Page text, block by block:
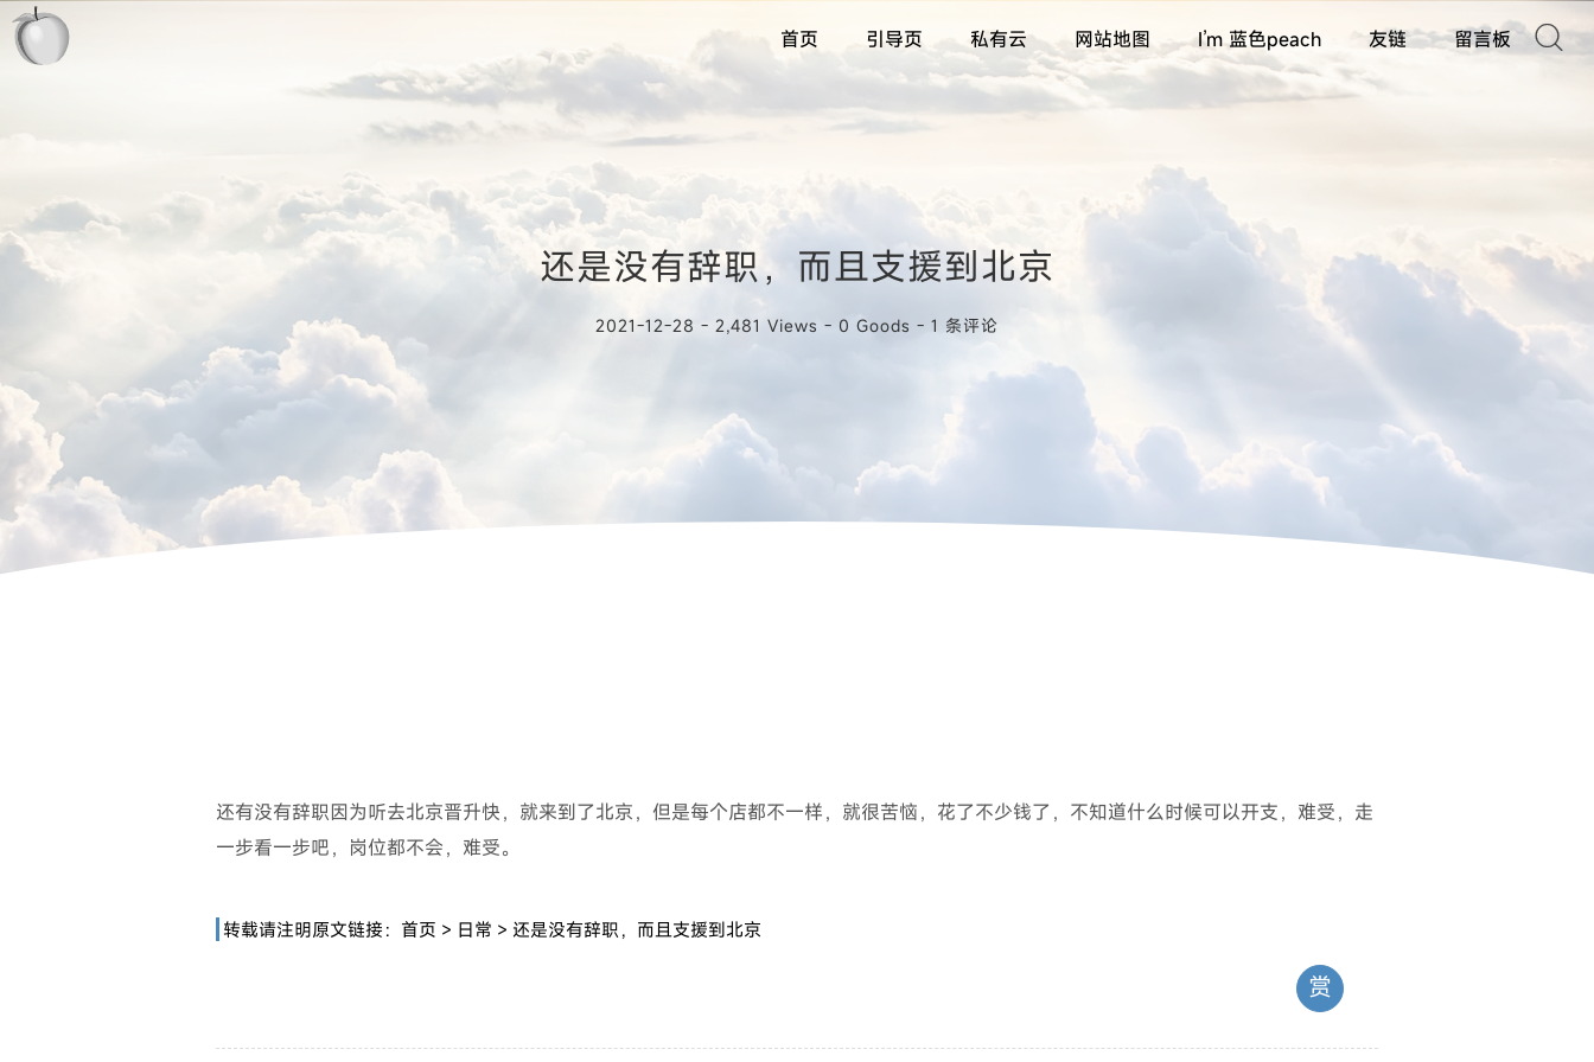

首页 引导页 私有云 网站地图 I’m 蓝色peach 友链 留言板
还是没有辞职，而且支援到北京
2021-12-28 - 2,481 Views - 0 Goods - 1 条评论
还有没有辞职因为听去北京晋升快，就来到了北京，但是每个店都不一样，就很苦恼，花了不少钱了，不知道什么时候可以开支，难受，走
一步看一步吧，岗位都不会，难受。
转载请注明原文链接： 首页 > 日常 > 还是没有辞职，而且支援到北京
赏